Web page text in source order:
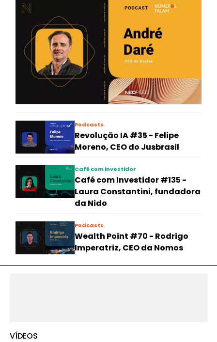
Podcasts
Revolução IA #35 - Felipe
Moreno, CEO do Jusbrasil
Café com investidor
Café com Investidor #135 -
Laura Constantini, fundadora
da Nido
Podcasts
Wealth Point #70 - Rodrigo
Imperatriz, CEO da Nomos
VÍDEOS